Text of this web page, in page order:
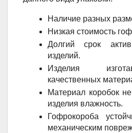
Наличие разных
Низкая стоимость
Долгий срок
изделий.
Изделия
качественных
Материал коробок
изделия влажность.
Гофрокороба
механическим